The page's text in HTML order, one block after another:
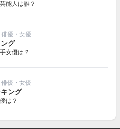
能人は誰？
俳優・女優
グ
女優は？
俳優・女優
ング
は？